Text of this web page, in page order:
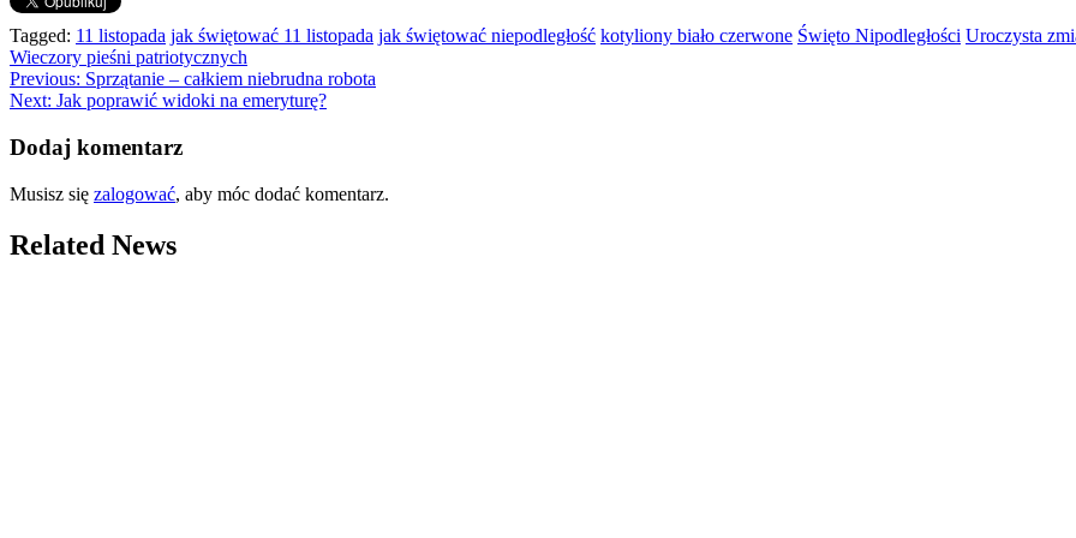
Tagged: 11 listopada jak świętować 11 listopada jak świętować niepodległość kotyliony biało czerwone Święto Nipodległości Uroczysta
Wieczory pieśni patriotycznych
Nawigacja
wpisu
Previous: Sprzątanie – całkiem niebrudna robota
Next: Jak poprawić widoki na emeryturę?
Dodaj komentarz
Musisz się zalogować, aby móc dodać komentarz.
Related News